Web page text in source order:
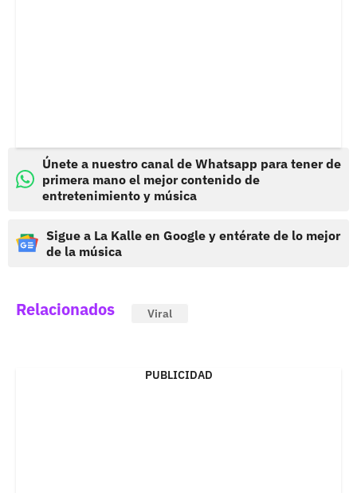
Únete a nuestro canal de Whatsapp para tener de
primera mano el mejor contenido de
entretenimiento y música
Sigue a La Kalle en Google y entérate de lo mejor
de la música
Relacionados Viral
PUBLICIDAD